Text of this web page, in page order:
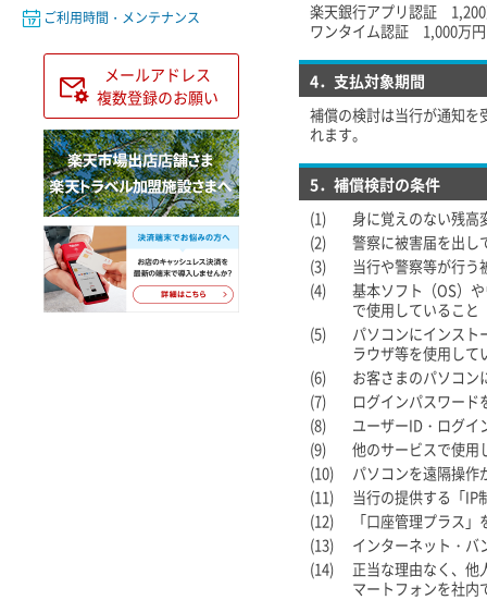
楽天銀行アプリ認証
ワンタイム認証 1,000万円
4．支払対象期間
補償の検討は当行が通知を
れます。
5．補償検討の条件
(1)
身に覚えのない残高
(2)
警察に被害届を出し
(3)
当行や警察等が行う
(4)
基本ソフト（OS）
で使用していること
(5)
パソコンにインスト
ラウザ等を使用して
(6)
お客さまのパソコン
(7)
ログインパスワード
(8)
ユーザーID・ログイ
(9)
他のサービスで使用
(10)
パソコンを遠隔操作
(11)
当行の提供する「IP
(12)
「口座管理プラス
(13)
インターネット・バ
(14)
正当な理由なく、他
マートフォンを社内
ご利用時間・メンテナンス
メールアドレス
複数登録のお願い